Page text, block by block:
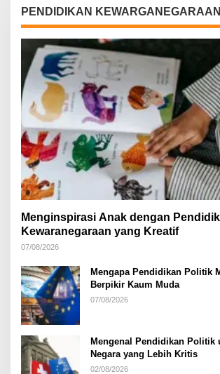
PENDIDIKAN KEWARGANEGARAAN
Menginspirasi Anak dengan
Kewaranegaraan yang Kreatif
07/08/2026
Mengapa Pendidikan Politik
Berpikir Kaum Muda
07/08/2026
Mengenal Pendidikan Politik
Negara yang Lebih Kritis
02/08/2026